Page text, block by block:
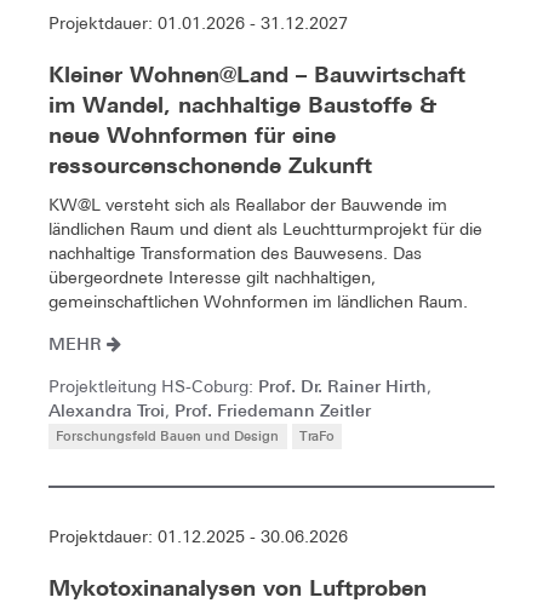
Projektdauer: 01.01.2026 - 31.12.2027
Kleiner Wohnen@Land – Bauwirtschaft
im Wandel, nachhaltige Baustoffe &
neue Wohnformen für eine
ressourcenschonende Zukunft
KW@L versteht sich als Reallabor der Bauwende im
ländlichen Raum und dient als Leuchtturmprojekt für die
nachhaltige Transformation des Bauwesens. Das
übergeordnete Interesse gilt nachhaltigen,
gemeinschaftlichen Wohnformen im ländlichen Raum.
MEHR
Projektleitung HS-Coburg: Prof. Dr. Rainer Hirth,
Alexandra Troi, Prof. Friedemann Zeitler
Forschungsfeld Bauen und Design TraFo
Projektdauer: 01.12.2025 - 30.06.2026
Mykotoxinanalysen von Luftproben